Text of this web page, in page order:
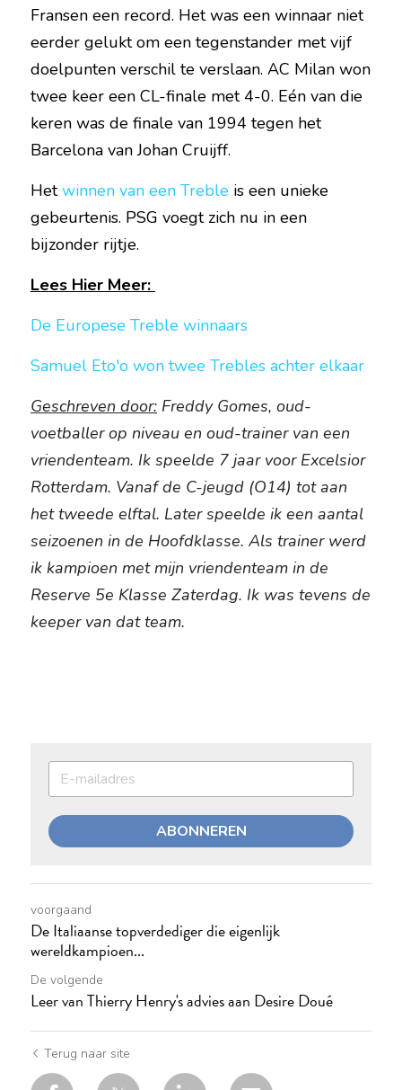
Fransen een record. Het was een winnaar niet
eerder gelukt om een tegenstander met vijf
doelpunten verschil te verslaan. AC Milan won
twee keer een CL-finale met 4-0. Eén van die
keren was de finale van 1994 tegen het
Barcelona van Johan Cruijff.
Het winnen van een Treble is een unieke
gebeurtenis. PSG voegt zich nu in een
bijzonder rijtje.
Lees Hier Meer:
De Europese Treble winnaars
Samuel Eto'o won twee Trebles achter elkaar
Geschreven door: Freddy Gomes, oud-
voetballer op niveau en oud-trainer van een
vriendenteam. Ik speelde 7 jaar voor Excelsior
Rotterdam. Vanaf de C-jeugd (O14) tot aan
het tweede elftal. Later speelde ik een aantal
seizoenen in de Hoofdklasse. Als trainer werd
ik kampioen met mijn vriendenteam in de
Reserve 5e Klasse Zaterdag. Ik was tevens de
keeper van dat team.
ABONNEREN
voorgaand
De Italiaanse topverdediger die eigenlijk
wereldkampioen...
De volgende
Leer van Thierry Henry's advies aan Desire Doué
Terug naar site